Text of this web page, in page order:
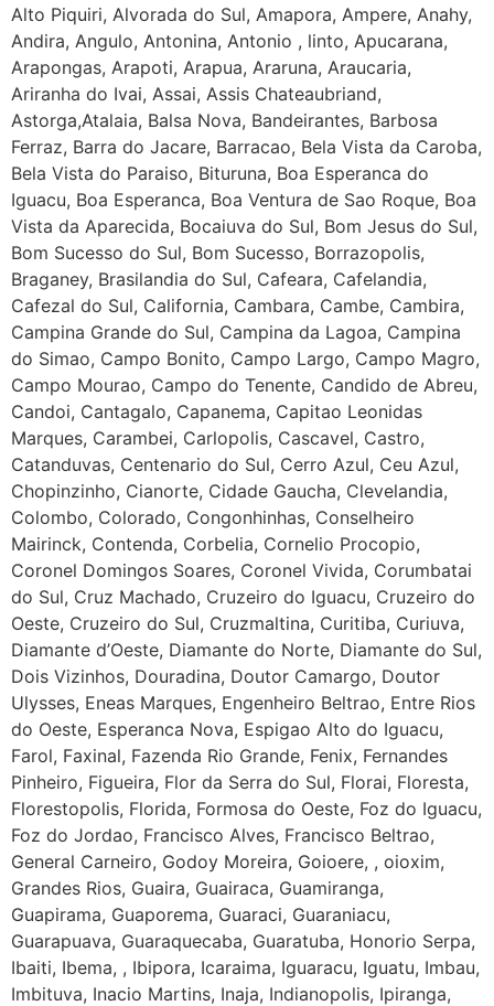
Alto Piquiri, Alvorada do Sul, Amapora, Ampere, Anahy,
Andira, Angulo, Antonina, Antonio , linto, Apucarana,
Arapongas, Arapoti, Arapua, Araruna, Araucaria,
Ariranha do Ivai, Assai, Assis Chateaubriand,
Astorga,Atalaia, Balsa Nova, Bandeirantes, Barbosa
Ferraz, Barra do Jacare, Barracao, Bela Vista da Caroba,
Bela Vista do Paraiso, Bituruna, Boa Esperanca do
Iguacu, Boa Esperanca, Boa Ventura de Sao Roque, Boa
Vista da Aparecida, Bocaiuva do Sul, Bom Jesus do Sul,
Bom Sucesso do Sul, Bom Sucesso, Borrazopolis,
Braganey, Brasilandia do Sul, Cafeara, Cafelandia,
Cafezal do Sul, California, Cambara, Cambe, Cambira,
Campina Grande do Sul, Campina da Lagoa, Campina
do Simao, Campo Bonito, Campo Largo, Campo Magro,
Campo Mourao, Campo do Tenente, Candido de Abreu,
Candoi, Cantagalo, Capanema, Capitao Leonidas
Marques, Carambei, Carlopolis, Cascavel, Castro,
Catanduvas, Centenario do Sul, Cerro Azul, Ceu Azul,
Chopinzinho, Cianorte, Cidade Gaucha, Clevelandia,
Colombo, Colorado, Congonhinhas, Conselheiro
Mairinck, Contenda, Corbelia, Cornelio Procopio,
Coronel Domingos Soares, Coronel Vivida, Corumbatai
do Sul, Cruz Machado, Cruzeiro do Iguacu, Cruzeiro do
Oeste, Cruzeiro do Sul, Cruzmaltina, Curitiba, Curiuva,
Diamante d’Oeste, Diamante do Norte, Diamante do Sul,
Dois Vizinhos, Douradina, Doutor Camargo, Doutor
Ulysses, Eneas Marques, Engenheiro Beltrao, Entre Rios
do Oeste, Esperanca Nova, Espigao Alto do Iguacu,
Farol, Faxinal, Fazenda Rio Grande, Fenix, Fernandes
Pinheiro, Figueira, Flor da Serra do Sul, Florai, Floresta,
Florestopolis, Florida, Formosa do Oeste, Foz do Iguacu,
Foz do Jordao, Francisco Alves, Francisco Beltrao,
General Carneiro, Godoy Moreira, Goioere, , oioxim,
Grandes Rios, Guaira, Guairaca, Guamiranga,
Guapirama, Guaporema, Guaraci, Guaraniacu,
Guarapuava, Guaraquecaba, Guaratuba, Honorio Serpa,
Ibaiti, Ibema, , Ibipora, Icaraima, Iguaracu, Iguatu, Imbau,
Imbituva, Inacio Martins, Inaja, Indianopolis, Ipiranga,